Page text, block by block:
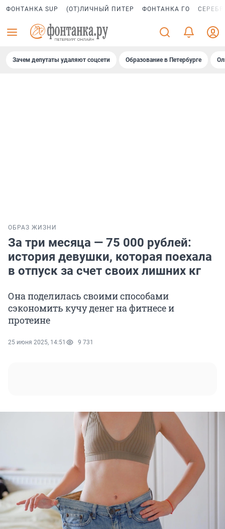
ФОНТАНКА SUP (ОТ)ЛИЧНЫЙ ПИТЕР ФОНТАНКА ГО
Зачем депутаты удаляют соцсети Образование в Петербурге
ОБРАЗ ЖИЗНИ
За три месяца — 75 000 рублей:
история девушки, которая поехала
в отпуск за счет своих лишних кг
Она поделилась своими способами
сэкономить кучу денег на фитнесе и
протеине
25 июня 2025, 14:51 9 731